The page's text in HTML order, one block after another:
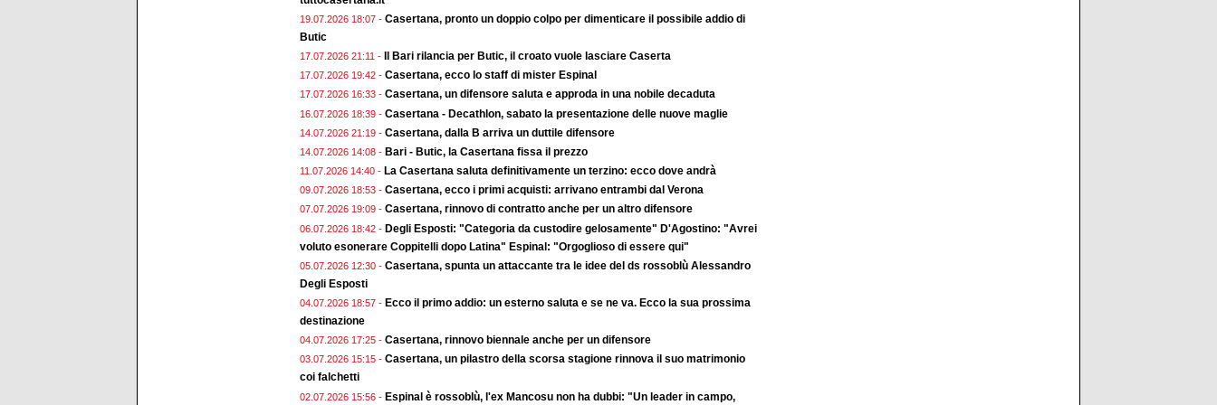
19.07.2026 18:07 - Casertana, pronto un doppio colpo per dimenticare il possibile addio di
Butic
17.07.2026 21:11 - Il Bari rilancia per Butic, il croato vuole lasciare Caserta
17.07.2026 19:42 - Casertana, ecco lo staff di mister Espinal
17.07.2026 16:33 - Casertana, un difensore saluta e approda in una nobile decaduta
16.07.2026 18:39 - Casertana - Decathlon, sabato la presentazione delle nuove maglie
14.07.2026 21:19 - Casertana, dalla B arriva un duttile difensore
14.07.2026 14:08 - Bari - Butic, la Casertana fissa il prezzo
11.07.2026 14:40 - La Casertana saluta definitivamente un terzino: ecco dove andrà
09.07.2026 18:53 - Casertana, ecco i primi acquisti: arrivano entrambi dal Verona
07.07.2026 19:09 - Casertana, rinnovo di contratto anche per un altro difensore
06.07.2026 18:42 - Degli Esposti: "Categoria da custodire gelosamente" D'Agostino: "Avrei
voluto esonerare Coppitelli dopo Latina" Espinal: "Orgoglioso di essere qui"
05.07.2026 12:30 - Casertana, spunta un attaccante tra le idee del ds rossoblù Alessandro
Degli Esposti
04.07.2026 18:57 - Ecco il primo addio: un esterno saluta e se ne va. Ecco la sua prossima
destinazione
04.07.2026 17:25 - Casertana, rinnovo biennale anche per un difensore
03.07.2026 15:15 - Casertana, un pilastro della scorsa stagione rinnova il suo matrimonio
coi falchetti
02.07.2026 15:56 - Espinal è rossoblù, l'ex Mancosu non ha dubbi: "Un leader in campo,